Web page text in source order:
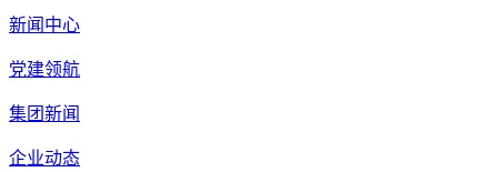
新闻中心
党建领航
集团新闻
企业动态